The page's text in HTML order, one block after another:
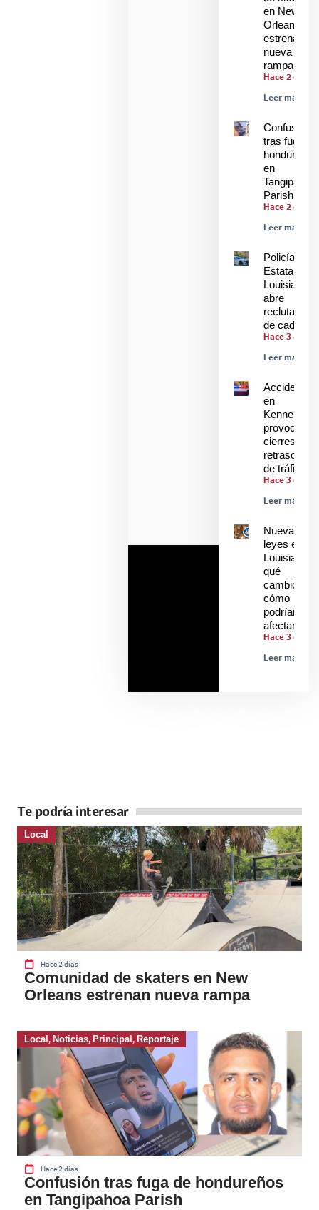
en New
Orleans
estrenan
nueva
rampa
Hace 2 días
Leer más »
Confusión
tras fuga de
hondureños
en
Tangipahoa
Parish
Hace 2 días
Leer más »
Policía
Estatal de
Louisiana
abre
de cadetes
Hace 3 días
Leer más »
Accidente
en
Kenner
provoca
cierres y
retrasos
de tráfico
Hace 3 días
Leer más »
Nuevas
leyes en
Louisiana:
qué
cambió y
cómo
podrían
afectarle
Hace 3 días
Leer más »
Te podría interesar
Local
Hace 2 días
Comunidad de skaters en New
Orleans estrenan nueva rampa
Local , Noticias, Principal , Reportaje
Hace 2 días
Confusión tras fuga de hondureños
en Tangipahoa Parish